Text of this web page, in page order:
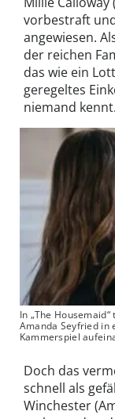
vorbestraft
angewiesen.
der reichen
das wie ein
geregeltes
niemand kennt.
In „The
Amanda Seyfried in
Kammerspiel
Doch das
schnell als
Winchester